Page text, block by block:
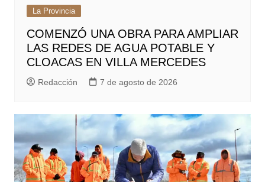
La Provincia
COMENZÓ UNA OBRA PARA AMPLIAR
LAS REDES DE AGUA POTABLE Y
CLOACAS EN VILLA MERCEDES
Redacción 7 de agosto de 2026